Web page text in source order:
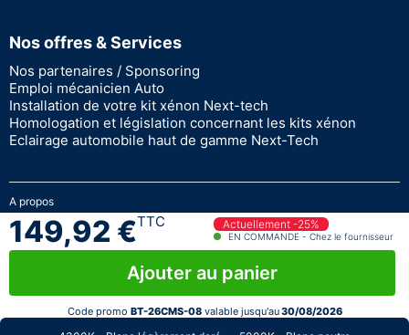
149,92 €TTC Actuellement -25%
EN COMMANDE - Chez le fournisseur
Ajouter au panier
Code promo BT-26CMS-08valable jusqu'au30/08/2026
Nos offres & Services
Nos partenaires / Sponsoring
Emploi mécanicien Auto
Installation de votre kit xénon Next-tech
Homologation et législation concernant les kits xénon
Eclairage automobile haut de gamme Next-Tech
A propos
Garantie à vie
Paiement sécurisé
Devenir revendeur Next-Tech
© 2026 - Next Tech France